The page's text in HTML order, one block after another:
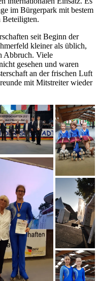
im Bürgerpark mit bestem
Beteiligten.
seit Beginn der
kleiner als üblich,
Abbruch. Viele
gesehen und waren
an der frischen Luft
mit Mitstreiter wieder